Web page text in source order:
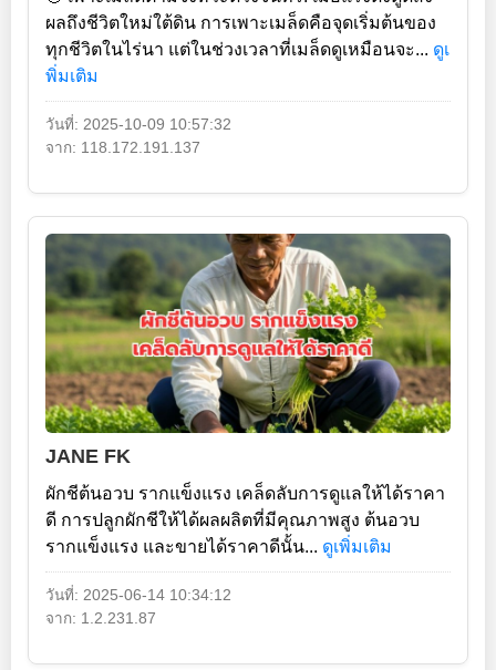
ผลถึงชีวิตใหม่ใต้ดิน การเพาะเมล็ดคือจุดเริ่มต้นของ
ทุกชีวิตในไร่นา แต่ในช่วงเวลาที่เมล็ดดูเหมือนจะ... ดูเ
พิ่มเติม
วันที่: 2025-10-09 10:57:32
จาก: 118.172.191.137
JANE FK
ผักชีต้นอวบ รากแข็งแรง เคล็ดลับการดูแลให้ได้ราคา
ดี การปลูกผักชีให้ได้ผลผลิตที่มีคุณภาพสูง ต้นอวบ
รากแข็งแรง และขายได้ราคาดีนั้น... ดูเพิ่มเติม
วันที่: 2025-06-14 10:34:12
จาก: 1.2.231.87